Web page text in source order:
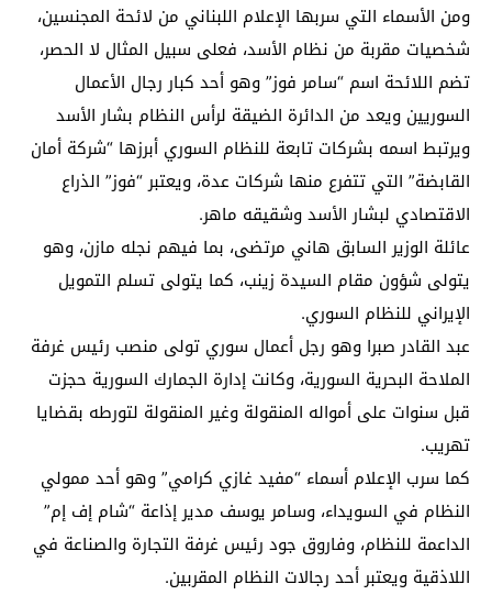
ومن الأسماء التي سربها الإعلام اللبناني من لائحة المجنسين،
شخصيات مقربة من نظام الأسد، فعلى سبيل المثال لا الحصر،
تضم اللائحة اسم “سامر فوز” وهو أحد كبار رجال الأعمال
السوريين ويعد من الدائرة الضيقة لرأس النظام بشار الأسد
ويرتبط اسمه بشركات تابعة للنظام السوري أبرزها “شركة أمان
القابضة” التي تتفرع منها شركات عدة، ويعتبر “فوز” الذراع
الاقتصادي لبشار الأسد وشقيقه ماهر.
عائلة الوزير السابق هاني مرتضى، بما فيهم نجله مازن، وهو
يتولى شؤون مقام السيدة زينب، كما يتولى تسلم التمويل
الإيراني للنظام السوري.
عبد القادر صبرا وهو رجل أعمال سوري تولى منصب رئيس غرفة
الملاحة البحرية السورية، وكانت إدارة الجمارك السورية حجزت
قبل سنوات على أمواله المنقولة وغير المنقولة لتورطه بقضايا
تهريب.
كما سرب الإعلام أسماء “مفيد غازي كرامي” وهو أحد ممولي
النظام في السويداء، وسامر يوسف مدير إذاعة “شام إف إم”
الداعمة للنظام، وفاروق جود رئيس غرفة التجارة والصناعة في
اللاذقية ويعتبر أحد رجالات النظام المقربين.